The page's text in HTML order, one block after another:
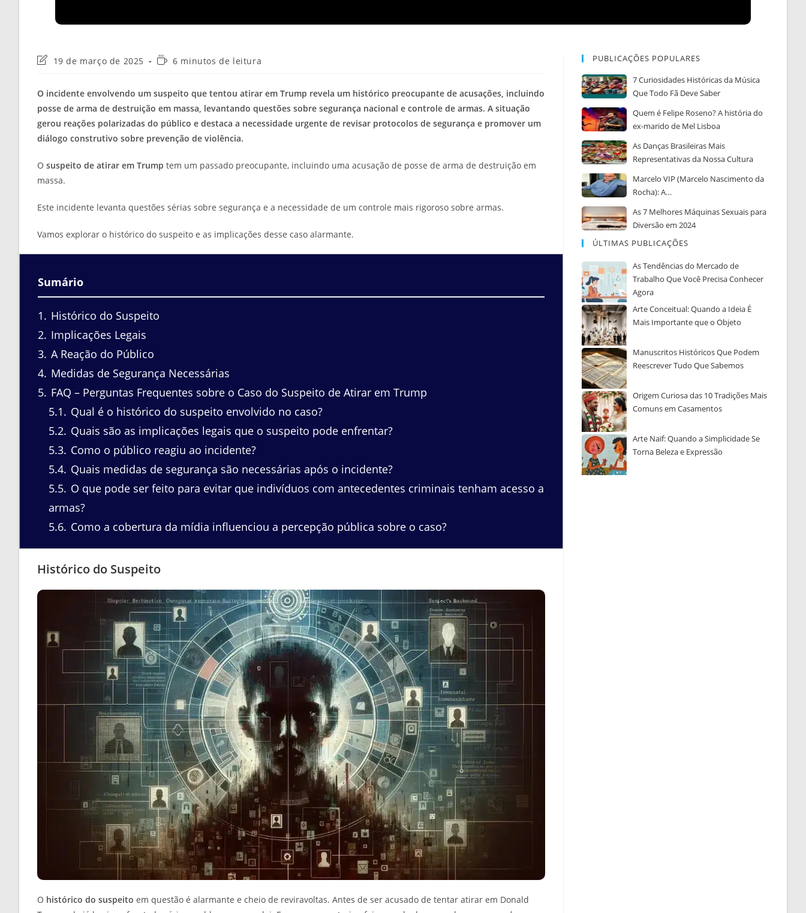
Última
post:
19 de março de 2025
Tempo6 minutos de leitura
O incidente envolvendo um suspeito que tentou atirar em Trump revela um histórico preocupante de acusações, incluindo
posse de arma de destruição em massa, levantando questões sobre segurança nacional e controle de armas. A situação
gerou reações polarizadas do público e destaca a necessidade urgente de revisar protocolos de segurança e promover um
diálogo construtivo sobre prevenção de violência.
O suspeito de atirar em Trump tem um passado preocupante, incluindo uma acusação de posse de arma de destruição em
massa.
Este incidente levanta questões sérias sobre segurança e a necessidade de um controle mais rigoroso sobre armas.
Vamos explorar o histórico do suspeito e as implicações desse caso alarmante.
Sumário
1
Histórico do Suspeito
2 Implicações Legais
3 A Reação do Público
4 Medidas de Segurança Necessárias
5 FAQ – Perguntas Frequentes sobre o Caso do Suspeito de Atirar em Trump
5.1
Qual é o histórico do suspeito envolvido no caso?
5.2 Quais são as implicações legais que o suspeito pode enfrentar?
5.3 Como o público reagiu ao incidente?
5.4 Quais medidas de segurança são necessárias após o incidente?
5.5 O que pode ser feito para evitar que indivíduos com antecedentes criminais tenham acesso a
armas?
5.6 Como a cobertura da mídia influenciou a percepção pública sobre o caso?
Histórico do Suspeito
O histórico do suspeito em questão é alarmante e cheio de reviravoltas. Antes de ser acusado de tentar atirar em Donald
PUBLICAÇÕES POPULARES
7 Curiosidades Históricas da Música
Que Todo Fã Deve Saber
Quem é Felipe Roseno? A história do
ex-marido de Mel Lisboa
As Danças Brasileiras Mais
Representativas da Nossa Cultura
Marcelo VIP (Marcelo Nascimento da
Rocha): A…
As 7 Melhores Máquinas Sexuais para
Diversão em 2024
ÚLTIMAS PUBLICAÇÕES
As Tendências do Mercado de
Trabalho Que Você Precisa Conhecer
Agora
Arte Conceitual: Quando a Ideia É
Mais Importante que o Objeto
Manuscritos Históricos Que Podem
Reescrever Tudo Que Sabemos
Origem Curiosa das 10 Tradições Mais
Comuns em Casamentos
Arte Naïf: Quando a Simplicidade Se
Torna Beleza e Expressão